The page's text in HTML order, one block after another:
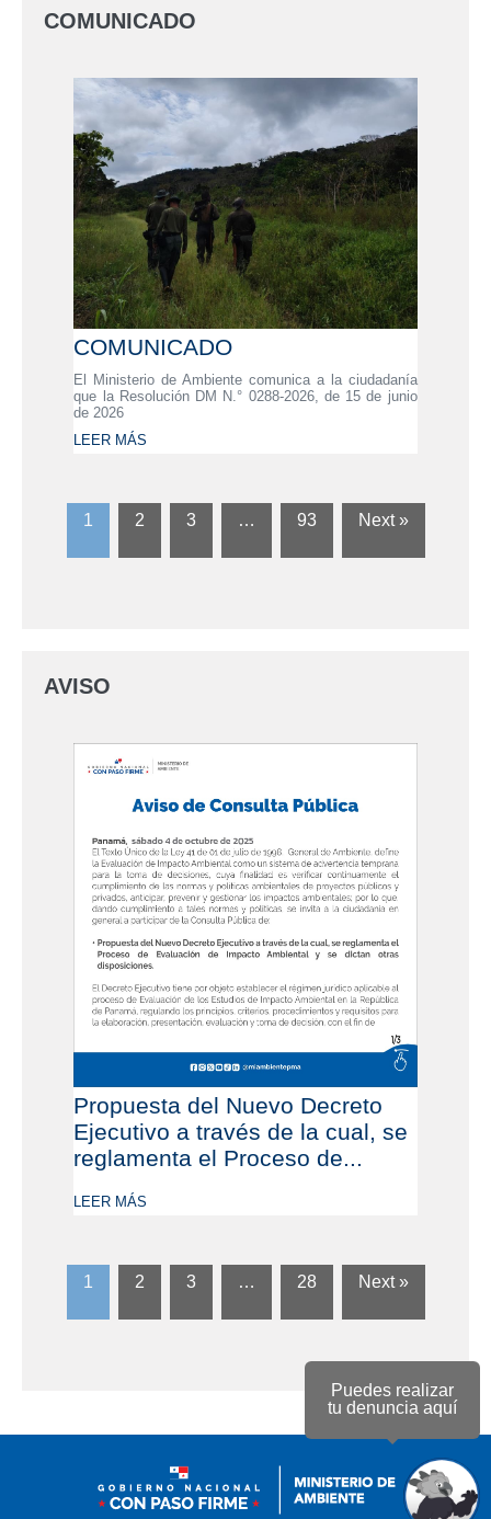
Puedes realizar
tu denuncia aquí
COMUNICADO
COMUNICADO
El Ministerio de Ambiente comunica a la ciudadanía
que la Resolución DM N.° 0288-2026, de 15 de junio
de 2026
LEER MÁS
1 2 3 … 93 Next »
AVISO
Propuesta del Nuevo Decreto
Ejecutivo a través de la cual, se
reglamenta el Proceso de...
LEER MÁS
1 2 3 … 28 Next »